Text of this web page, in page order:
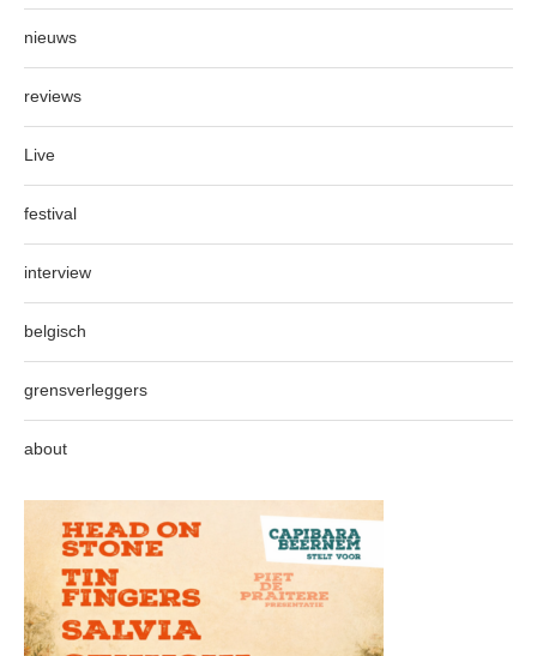
nieuws
reviews
Live
festival
interview
belgisch
grensverleggers
about